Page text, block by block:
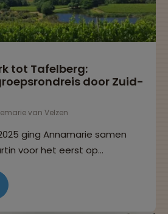
tot Tafelberg:
door Zuid-
van Velzen
ging Annamarie samen
voor het eerst op
uit haar